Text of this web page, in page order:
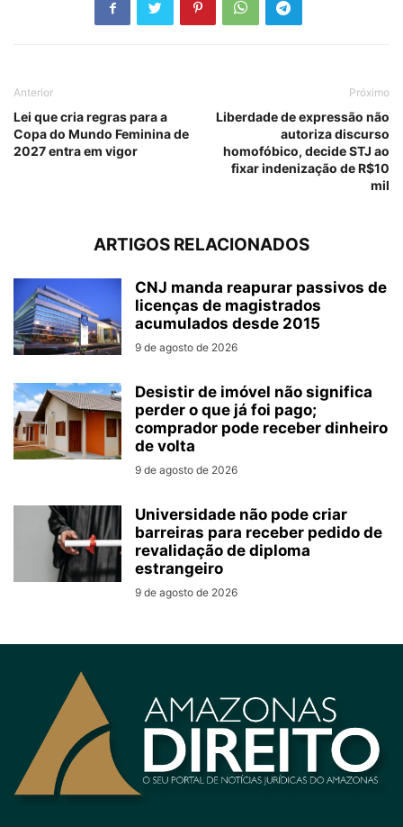
Anterior
Lei que cria regras para a
Copa do Mundo Feminina de
2027 entra em vigor
Próximo
Liberdade de expressão não
autoriza discurso
homofóbico, decide STJ ao
fixar indenização de R$10
mil
ARTIGOS RELACIONADOS
CNJ manda reapurar passivos de
licenças de magistrados
acumulados desde 2015
9 de agosto de 2026
Desistir de imóvel não significa
perder o que já foi pago;
comprador pode receber dinheiro
de volta
9 de agosto de 2026
Universidade não pode criar
barreiras para receber pedido de
revalidação de diploma
estrangeiro
9 de agosto de 2026